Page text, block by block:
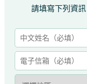
請填寫下列資